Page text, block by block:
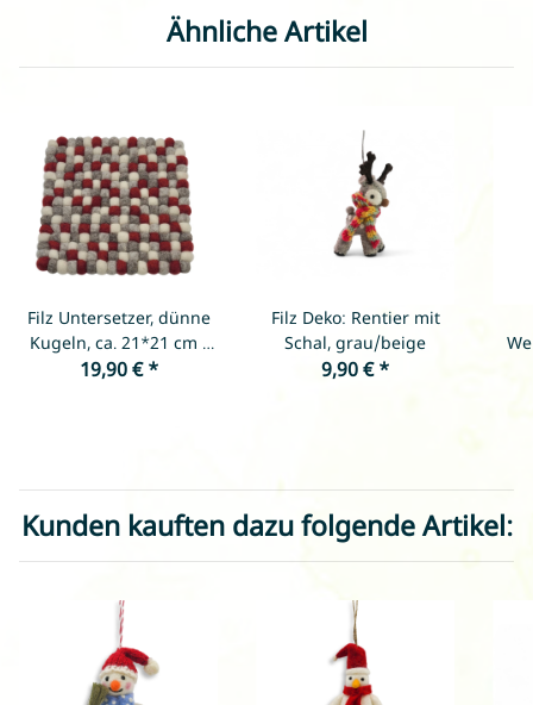
Ähnliche Artikel
Filz Untersetzer, dünne
Kugeln, ca. 21*21 cm -
Grautöne mit Dunkelrot
19,90 €*
Filz Deko: Rentier mit
Schal, grau/beige
9,90 €*
Kunden kauften dazu folgende Artikel: